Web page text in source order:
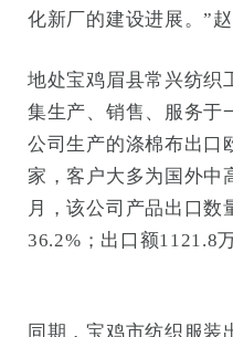
化新厂的建设进展。”赵
地处宝鸡眉县常兴纺织
集生产、销售、服务于
公司生产的涤棉布出口
家，客户大多为国外中
月，该公司产品出口数
36.2%；出口额1121.8
同期，宝鸡市纺织服装